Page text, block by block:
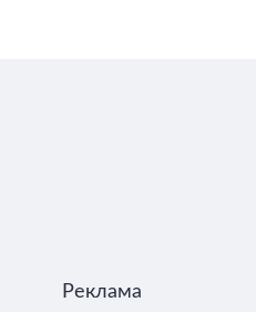
Реклама